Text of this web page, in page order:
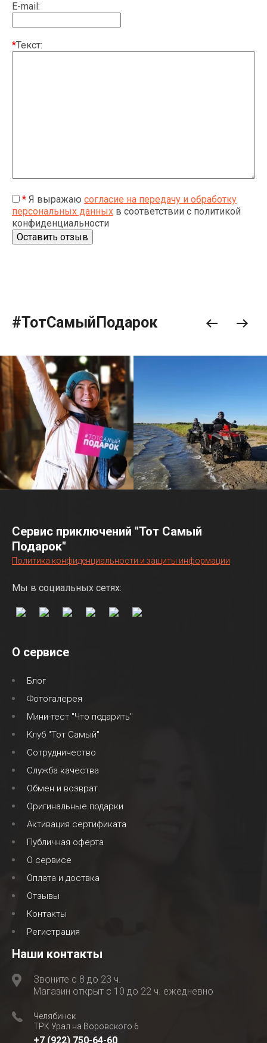
E-mail:
*Текст:
* Я выражаю согласие на передачу и обработку
персональных данных в соответствии с политикой
конфиденциальности
#ТотСамыйПодарок
Сервис приключений "Тот Самый
Подарок"
Политика конфиденциальности и защиты информации
Мы в социальных сетях:
О сервисе
Блог
Фотогалерея
Мини-тест "Что подарить"
Клуб "Тот Самый"
Сотрудничество
Служба качества
Обмен и возврат
Оригинальные подарки
Активация сертификата
Публичная оферта
О сервисе
Оплата и доствка
Отзывы
Контакты
Регистрация
Наши контакты
Звоните с 8 до 23 ч.
Магазин открыт с 10 до 22 ч. ежедневно
Челябинск
ТРК Урал на Воровского 6
+7 (922) 750-64-60